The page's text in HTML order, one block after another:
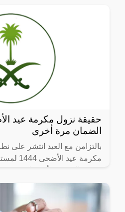
حقيقة نزول مكرمة عيد
الضمان مرة أخرى
بالتزامن مع العيد انتشر على
مكرمة
مبلغ الاعانة؟